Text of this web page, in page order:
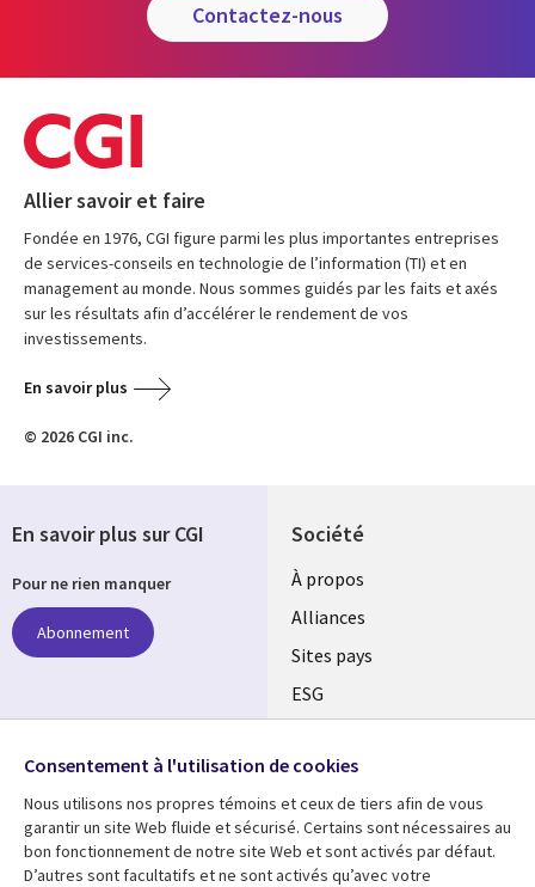
contactez-nous
Allier savoir et faire
Fondée en 1976, CGI figure parmi les plus importantes entreprises
de services-conseils en technologie de l’information (TI) et en
management au monde. Nous sommes guidés par les faits et axés
sur les résultats afin d’accélérer le rendement de vos
investissements.
En savoir plus
© 2026 CGI inc.
Société
À propos
Alliances
Sites pays
ESG
Fusions
Salle de presse
En savoir plus sur CGI
Pour ne rien manquer
Abonnement
Suivez-nous
Social
Media
Global
Consentement à l'utilisation de cookies
Nous utilisons nos propres témoins et ceux de tiers afin de vous
garantir un site Web fluide et sécurisé. Certains sont nécessaires au
bon fonctionnement de notre site Web et sont activés par défaut.
D’autres sont facultatifs et ne sont activés qu’avec votre